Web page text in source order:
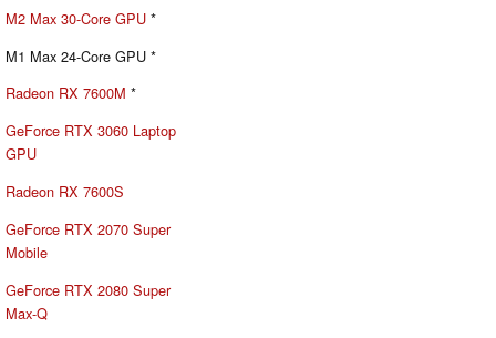
M2 Max 30-Core GPU *
M1 Max 24-Core GPU *
Radeon RX 7600M *
GeForce RTX 3060 Laptop
GPU
Radeon RX 7600S
GeForce RTX 2070 Super
Mobile
GeForce RTX 2080 Super
Max-Q